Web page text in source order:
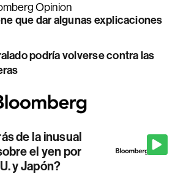
Opinion
que dar algunas explicaciones
podría volverse contra las
de la inusual
el yen por
y Japón?